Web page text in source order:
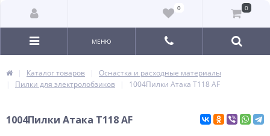
0 0
МЕНЮ
Каталог товаров
Оснастка и расходные материалы
Пилки для электролобзиков
1004Пилки Атака T118 AF
1004Пилки Атака T118 AF